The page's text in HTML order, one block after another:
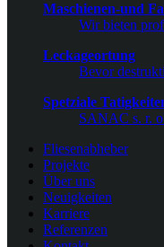
Maschienen-und
Wir bieten
Leckageortung
Bevor
Spetziale
SANAC s. r.
Fliesenabheber
Projekte
Über uns
Neuigkeiten
Karriere
Referenzen